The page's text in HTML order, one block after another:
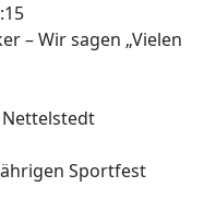
– Wir sagen „Vielen
Nettelstedt
Sportfest